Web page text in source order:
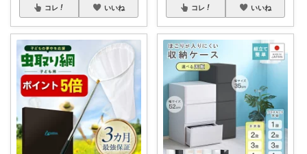
コレ いいね コレ いいね